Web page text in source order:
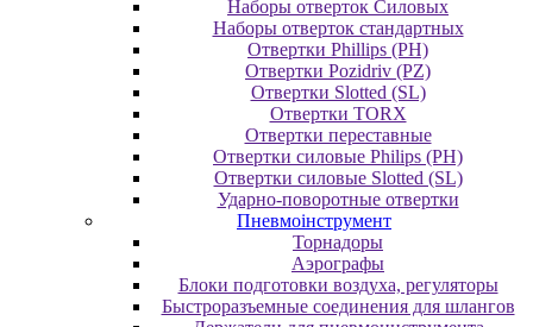
Наборы отверток Силовых
Наборы отверток стандартных
Отвертки Phillips (PH)
Отвертки Pozidriv (PZ)
Отвертки Slotted (SL)
Отвертки TORX
Отвертки переставные
Отвертки силовые Philips (PH)
Отвертки силовые Slotted (SL)
Ударно-поворотные отвертки
Пневмоінструмент
Topнaдopы
Аэрографы
Блоки подготовки воздуха, регуляторы
Быстроразъемные соединения для шлангов